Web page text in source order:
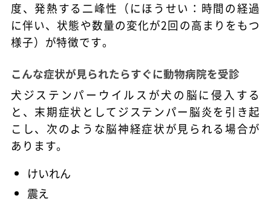
度、発熱する二峰性（にほうせい：時間の経過
に伴い、状態や数量の変化が2回の高まりをもつ
様子）が特徴です。
こんな症状が見られたらすぐに動物病院を受診
犬ジステンパーウイルスが犬の脳に侵入する
と、末期症状としてジステンパー脳炎を引き起
こし、次のような脳神経症状が見られる場合が
あります。
けいれん
震え